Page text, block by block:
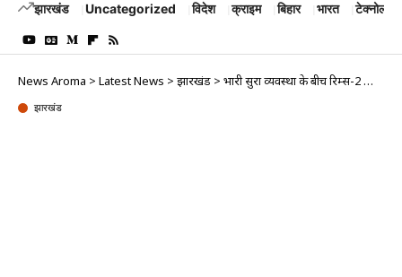
झारखंड Uncategorized विदेश क्राइम बिहार भारत टेक्नोलॉजी
News Aroma > Latest News > झारखंड > भारी सुरक्षा व्यवस्था के बीच रिम्स-2 का निर्माण कार्य शुरू, ग्रामीणों ने किया विरोध
झारखंड